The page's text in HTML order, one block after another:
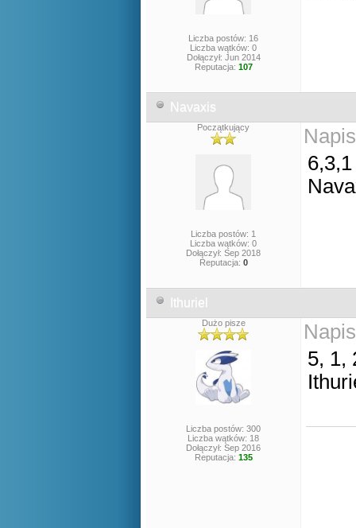
Liczba postów: 16
Liczba wątków: 0
Dołączył: Jun 2014
Reputacja: 107
Navaxis
Początkujący
Liczba postów: 1
Liczba wątków: 0
Dołączył: Sep 2018
Reputacja: 0
6,3,1
Ithuriel
Dużo pisze
Liczba postów: 300
Liczba wątków: 18
Dołączył: Sep 2016
Reputacja: 135
5, 1,